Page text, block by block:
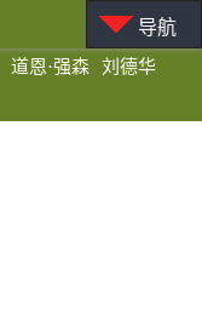
道恩·强森
刘德华
导航